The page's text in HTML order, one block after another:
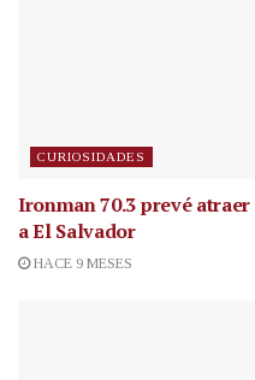
CURIOSIDADES
Ironman 70.3 prevé atraer
a El Salvador
HACE 9 MESES